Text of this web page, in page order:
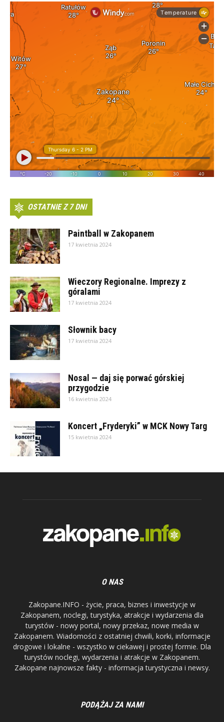
OSTATNIE Z 7 DNI
Paintball w Zakopanem
17 kwietnia 2024
Wieczory Regionalne. Imprezy z
góralami
17 kwietnia 2024
Słownik bacy
17 kwietnia 2024
Nosal — daj się porwać górskiej
przygodzie
16 kwietnia 2024
Koncert „Fryderyki” w MCK Nowy Targ
15 kwietnia 2024
O NAS
Zakopane.INFO - życie, praca, biznes i inwestycje w
Zakopanem, noclegi, turystyka, atrakcje i wydarzenia dla
turystów - nowy portal, nowy przekaz, nowe media w
Zakopanem. Wiadomości z ostatniej chwili, korki, informacje
drogowe i lokalne - wszystko w ciekawej i prostej formie. Dla
turystów noclegi, wydarzenia i atrakcje w Zakopanem.
Zakopane najnowsze fakty - informacja turystyczna i newsy.
PODĄŻAJ ZA NAMI